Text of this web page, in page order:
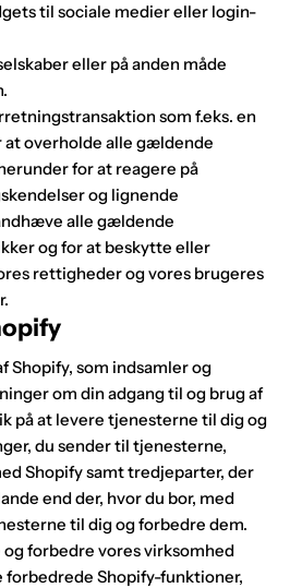
til sociale medier eller login-
eller på anden måde
som f.eks. en
at overholde alle gældende
for at reagere på
og lignende
alle gældende
og for at beskytte eller
rettigheder og vores brugeres
Shopify, som indsamler og
om din adgang til og brug af
på at levere tjenesterne til dig og
du sender til tjenesterne,
Shopify samt tredjeparter, der
end der, hvor du bor, med
til dig og forbedre dem.
forbedre vores virksomhed
forbedrede Shopify-funktioner,